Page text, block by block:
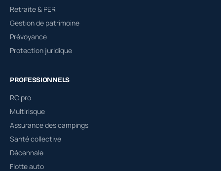
Retraite & PER
Gestion de patrimoine
Prévoyance
Protection juridique
PROFESSIONNELS
RC pro
Multirisque
Assurance des campings
Santé collective
Décennale
Flotte auto